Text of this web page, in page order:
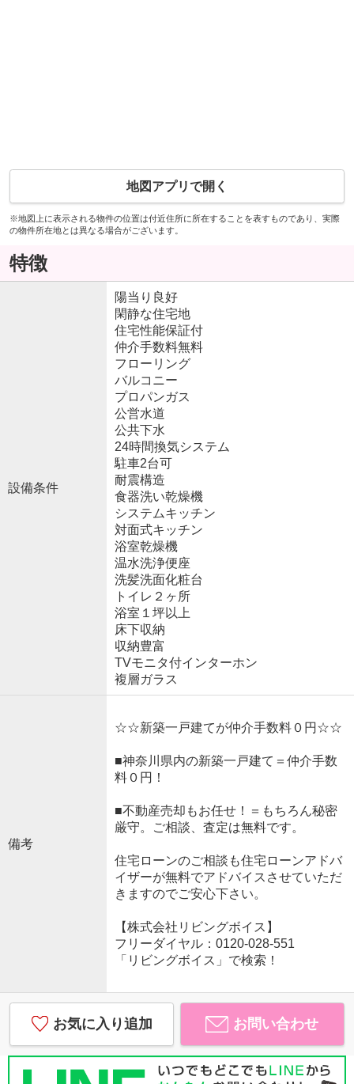
地図アプリで開く
※地図上に表示される物件の位置は付近住所に所在することを表すものであり、実際
の物件所在地とは異なる場合がございます。
特徴
設備条件
陽当り良好
閑静な住宅地
住宅性能保証付
仲介手数料無料
フローリング
バルコニー
プロパンガス
公営水道
公共下水
24時間換気システム
駐車2台可
耐震構造
食器洗い乾燥機
システムキッチン
対面式キッチン
浴室乾燥機
温水洗浄便座
洗髪洗面化粧台
トイレ２ヶ所
浴室１坪以上
床下収納
収納豊富
TVモニタ付インターホン
複層ガラス
備考
☆☆新築一戸建てが仲介手数料０円☆☆
■神奈川県内の新築一戸建て＝仲介手数
料０円！
■不動産売却もお任せ！＝もちろん秘密
厳守。ご相談、査定は無料です。
住宅ローンのご相談も住宅ローンアドバ
イザーが無料でアドバイスさせていただ
きますのでご安心下さい。
【株式会社リビングボイス】
フリーダイヤル：0120-028-551
「リビングボイス」で検索！
お気に入り追加 お問い合わせ